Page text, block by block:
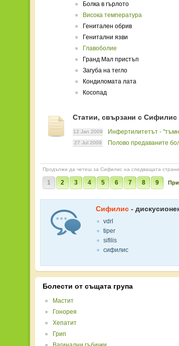
Болка в гърлото
Висока температура
Генитален обрив
Генитални язви
Главоболие
Гранд Мал пристъп
Загуба на тегло
Кондиломата лата
Косопад
Статии, свързани с Сифилис
12 Jan 2009 Инфертилитетът -
27 Jul 2009 Полово предаваните
Продължи да четеш за Сифилис на следващата
1 2 3 4 5 6 7 8 9
Сифилис -
vdrl
tiper
sifilis
сифилис
Болести от същата група
Мастит
Гонорея
Хепатит
Грип